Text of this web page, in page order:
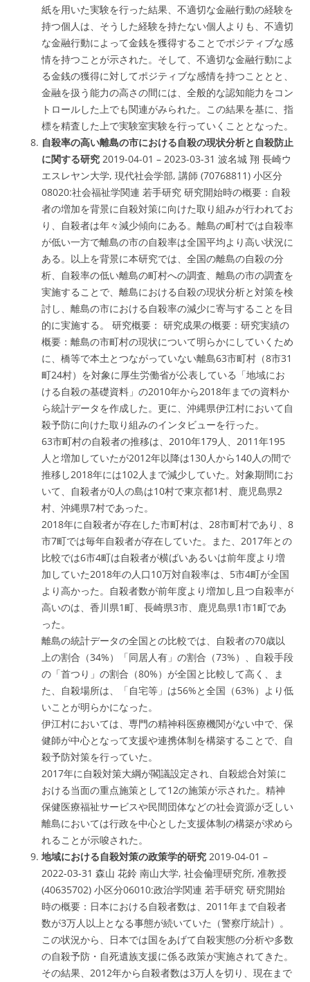
紙を用いた実験を行った結果、不適切な金融行動の経験を
持つ個人は、そうした経験を持たない個人よりも、不適切
な金融行動によって金銭を獲得することでポジティブな感
情を持つことが示された。そして、不適切な金融行動によ
る金銭の獲得に対してポジティブな感情を持つこととと、
金融を扱う能力の高さの間には、全般的な認知能力をコン
トロールした上でも関連がみられた。この結果を基に、指
標を精査した上で実験室実験を行っていくこととなった。
自殺率の高い離島の市における自殺の現状分析と自殺防止
に関する研究 2019-04-01 – 2023-03-31 波名城 翔 長崎ウ
エスレヤン大学, 現代社会学部, 講師 (70768811) 小区分
08020:社会福祉学関連 若手研究 研究開始時の概要：自殺
者の増加を背景に自殺対策に向けた取り組みが行われてお
り、自殺者は年々減少傾向にある。離島の町村では自殺率
が低い一方で離島の市の自殺率は全国平均より高い状況に
ある。以上を背景に本研究では、全国の離島の自殺の分
析、自殺率の低い離島の町村への調査、離島の市の調査を
実施することで、離島における自殺の現状分析と対策を検
討し、離島の市における自殺率の減少に寄与することを目
的に実施する。 研究概要： 研究成果の概要：研究実績の
概要：離島の市町村の現状について明らかにしていくため
に、橋等で本土とつながっていない離島63市町村（8市31
町24村）を対象に厚生労働省が公表している「地域にお
ける自殺の基礎資料」の2010年から2018年までの資料か
ら統計データを作成した。更に、沖縄県伊江村において自
殺予防に向けた取り組みのインタビューを行った。
63市町村の自殺者の推移は、2010年179人、2011年195
人と増加していたが2012年以降は130人から140人の間で
推移し2018年には102人まで減少していた。対象期間にお
いて、自殺者が0人の島は10村で東京都1村、鹿児島県2
村、沖縄県7村であった。
2018年に自殺者が存在した市町村は、28市町村であり、8
市7町では毎年自殺者が存在していた。また、2017年との
比較では6市4町は自殺者が横ばいあるいは前年度より増
加していた2018年の人口10万対自殺率は、5市4町が全国
より高かった。自殺者数が前年度より増加し且つ自殺率が
高いのは、香川県1町、長崎県3市、鹿児島県1市1町であ
った。
離島の統計データの全国との比較では、自殺者の70歳以
上の割合（34%）「同居人有」の割合（73%）、自殺手段
の「首つり」の割合（80%）が全国と比較して高く、ま
た、自殺場所は、「自宅等」は56%と全国（63%）より低
いことが明らかになった。
伊江村においては、専門の精神科医療機関がない中で、保
健師が中心となって支援や連携体制を構築することで、自
殺予防対策を行っていた。
2017年に自殺対策大綱が閣議設定され、自殺総合対策に
おける当面の重点施策として12の施策が示された。精神
保健医療福祉サービスや民間団体などの社会資源が乏しい
離島においては行政を中心とした支援体制の構築が求めら
れることが示唆された。
地域における自殺対策の政策学的研究 2019-04-01 –
2022-03-31 森山 花鈴 南山大学, 社会倫理研究所, 准教授
(40635702) 小区分06010:政治学関連 若手研究 研究開始
時の概要：日本における自殺者数は、2011年まで自殺者
数が3万人以上となる事態が続いていた（警察庁統計）。
この状況から、日本では国をあげて自殺実態の分析や多数
の自殺予防・自死遺族支援に係る政策が実施されてきた。
その結果、2012年から自殺者数は3万人を切り、現在まで